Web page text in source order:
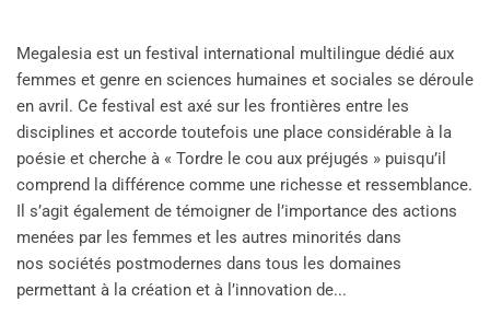
Megalesia est un festival international multilingue dédié aux
femmes et genre en sciences humaines et sociales se déroule
en avril. Ce festival est axé sur les frontières entre les
disciplines et accorde toutefois une place considérable à la
poésie et cherche à « Tordre le cou aux préjugés » puisqu’il
comprend la différence comme une richesse et ressemblance.
Il s’agit également de témoigner de l’importance des actions
menées par les femmes et les autres minorités dans
nos sociétés postmodernes dans tous les domaines
permettant à la création et à l’innovation de...